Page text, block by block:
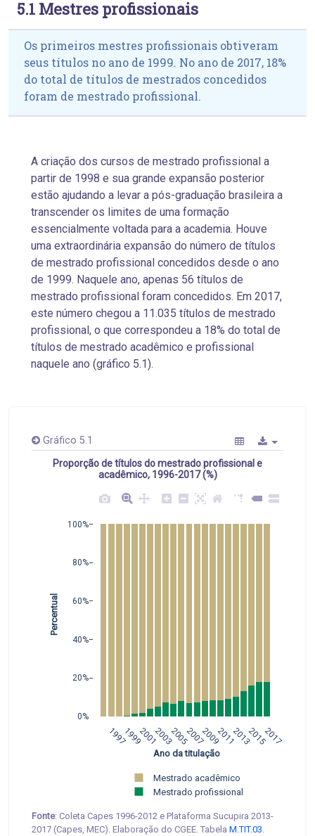
5.1 Mestres profissionais
Os primeiros mestres profissionais obtiveram
seus títulos no ano de 1999. No ano de 2017, 18%
do total de títulos de mestrados concedidos
foram de mestrado profissional.
A criação dos cursos de mestrado profissional a
partir de 1998 e sua grande expansão posterior
estão ajudando a levar a pós-graduação brasileira a
transcender os limites de uma formação
essencialmente voltada para a academia. Houve
uma extraordinária expansão do número de títulos
de mestrado profissional concedidos desde o ano
de 1999. Naquele ano, apenas 56 títulos de
mestrado profissional foram concedidos. Em 2017,
este número chegou a 11.035 títulos de mestrado
profissional, o que correspondeu a 18% do total de
títulos de mestrado acadêmico e profissional
naquele ano (gráfico 5.1).
Gráfico 5.1
Proporção de títulos do mestrado profissional e
acadêmico, 1996-2017 (%)
19971999200120032005200720092011201320152017
0%
20%
40%
60%
80%
100%
Mestrado acadêmico
Mestrado profissional
Ano da titulação
Percentual
Fonte: Coleta Capes 1996-2012 e Plataforma Sucupira 2013-
2017 (Capes, MEC). Elaboração do CGEE. Tabela M.TIT.03.